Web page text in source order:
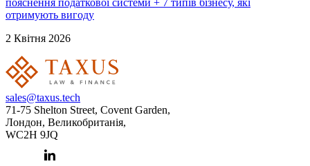
пояснення податкової системи + 7 типів бізнесу, які
отримують вигоду
2 Квітня 2026
sales@taxus.tech
71-75 Shelton Street, Covent Garden,
Лондон, Великобританія,
WC2H 9JQ